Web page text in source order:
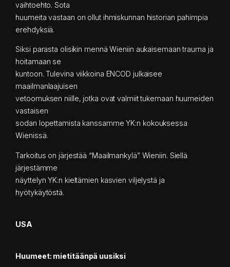
vaihtoehto. Sota
huumeita vastaan on ollut ihmiskunnan historian pahimpia
erehdyksiä.
Siksi parasta olisikin mennä Wieniin aukaisemaan trauma ja
hoitamaan se
kuntoon. Tulevina viikkoina ENCOD julkaisee
maailmanlaajuisen
vetoomuksen niille, jotka ovat valmiit tukemaan huumeiden
vastaisen
sodan lopettamista kanssamme YK:n kokouksessa
Wienissä.
Tarkoitus on järjestää “Maailmankylä” Wieniin. Siellä
järjestämme
näyttelyn YK:n kieltämien kasvien viljelystä ja
hyötykäytöstä.
USA
Huumeet: mietitäänpä uusiksi